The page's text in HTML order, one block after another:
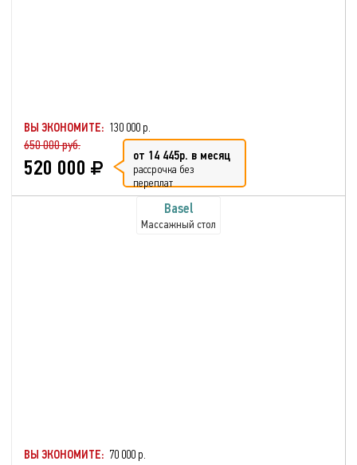
ВЫ ЭКОНОМИТЕ: 130 000 р.
650 000 руб.
520 000 от 14 445р. в месяц
рассрочка без
переплат
Basel
Массажный стол
ВЫ ЭКОНОМИТЕ: 70 000 р.